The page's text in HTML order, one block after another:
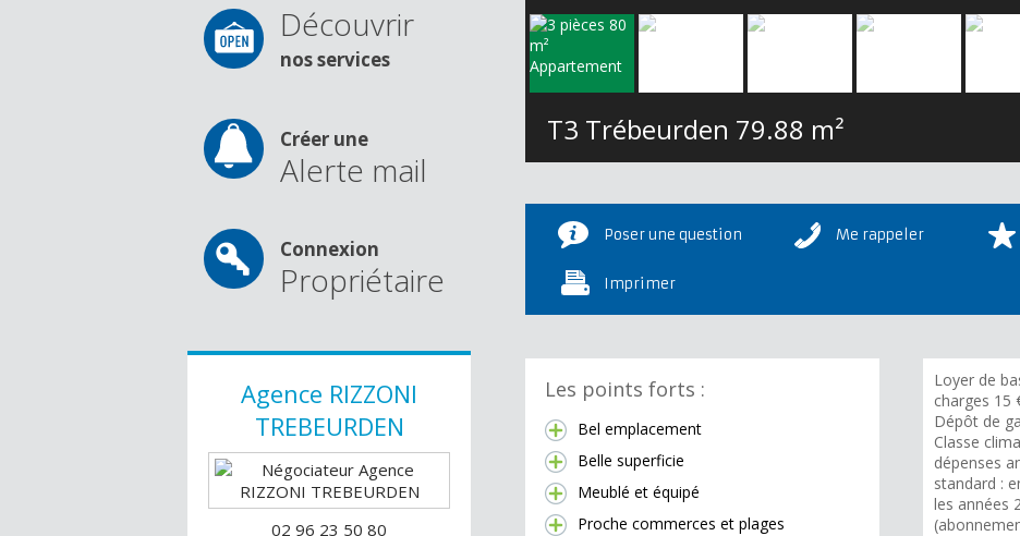
Découvrir
nos services
Créer une
Alerte mail
Connexion
Propriétaire
Agence RIZZONI
TREBEURDEN
02 96 23 50 80
T3 Trébeurden 79.88 m²
Poser une question Me rappeler
Imprimer
Les points forts :
Bel emplacement
Belle superficie
Meublé et équipé
Proche commerces et plages
Loyer de
charges 15
Dépôt de
Classe
dépenses
standard :
les années